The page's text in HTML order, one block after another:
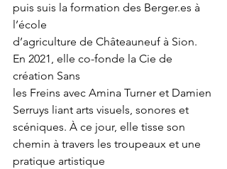
puis suis la formation des Berger.es à
l’école
d’agriculture de Châteauneuf à Sion.
En 2021, elle co-fonde la Cie de
création Sans
les Freins avec Amina Turner et Damien
Serruys liant arts visuels, sonores et
scéniques. À ce jour, elle tisse son
chemin à travers les troupeaux et une
pratique artistique